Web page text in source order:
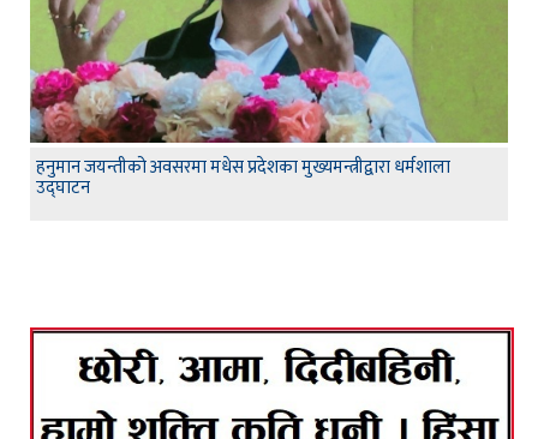
हनुमान जयन्तीको अवसरमा मधेस प्रदेशका मुख्यमन्त्रीद्वारा धर्मशाला
उद्घाटन